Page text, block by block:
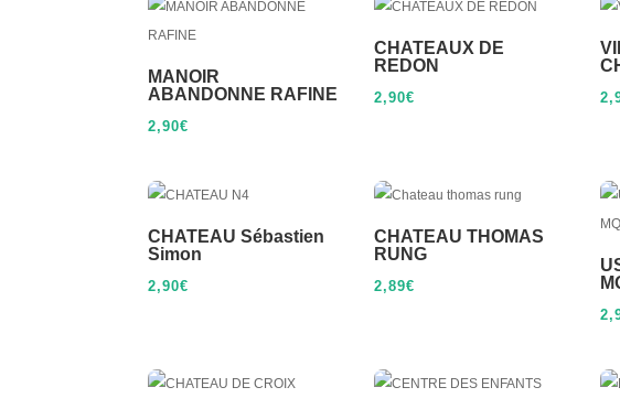
MANOIR
ABANDONNE RAFINE
2,90€
CHATEAUX DE
REDON
2,90€
CHATEAU Sébastien
Simon
2,90€
CHATEAU THOMAS
RUNG
2,89€